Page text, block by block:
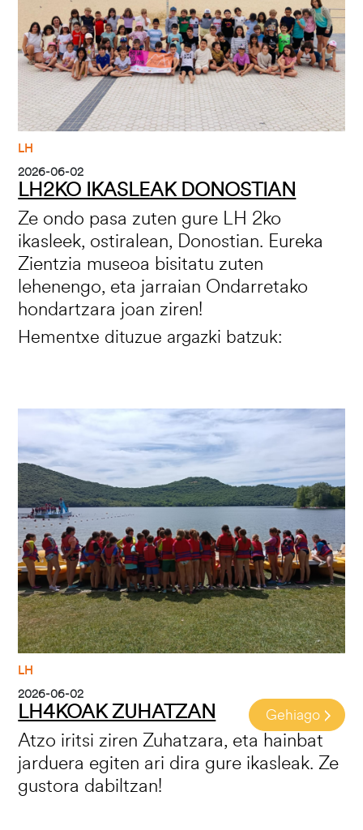
LH
2026-06-02
LH2KO IKASLEAK DONOSTIAN
Ze ondo pasa zuten gure LH 2ko
ikasleek, ostiralean, Donostian. Eureka
Zientzia museoa bisitatu zuten
lehenengo, eta jarraian Ondarretako
hondartzara joan ziren!
Hementxe dituzue argazki batzuk:
LH
2026-06-02
LH4KOAK ZUHATZAN
Atzo iritsi ziren Zuhatzara, eta hainbat
jarduera egiten ari dira gure ikasleak. Ze
gustora dabiltzan!
Gehiago